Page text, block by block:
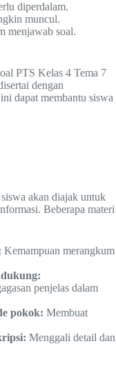
diperdalam.
muncul.
menjawab soal.
PTS Kelas 4 Tema 7
dengan
dapat membantu siswa
akan diajak untuk
Beberapa materi
Kemampuan merangkum
penjelas dalam
pokok: Membuat
Menggali detail dan